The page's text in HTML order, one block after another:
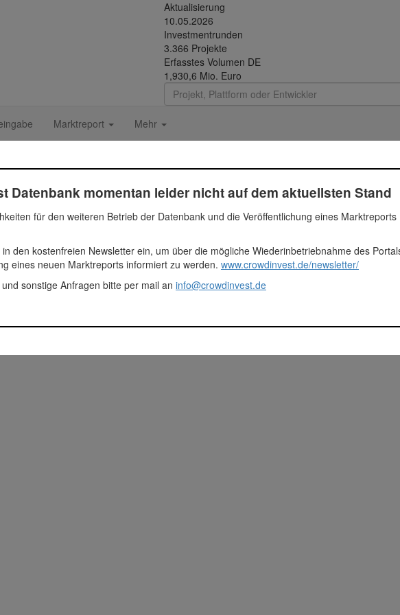
Aktualisierung
10.05.2026
Investmentrunden
3.366 Projekte
Erfasstes Volumen DE
1,930,6 Mio. Euro
Marktreport Mehr
GmbH
Fundingsumme Segment
233100
Datenbank momentan leider nicht auf dem aktuellsten Stand
für den weiteren Betrieb der Datenbank und die Veröffentlichung eines Marktreports
den kostenfreien Newsletter ein, um über die mögliche Wiederinbetriebnahme des
eines neuen Marktreports informiert zu werden. www.crowdinvest.de/newsletter/
sonstige Anfragen bitte per mail an info@crowdinvest.de